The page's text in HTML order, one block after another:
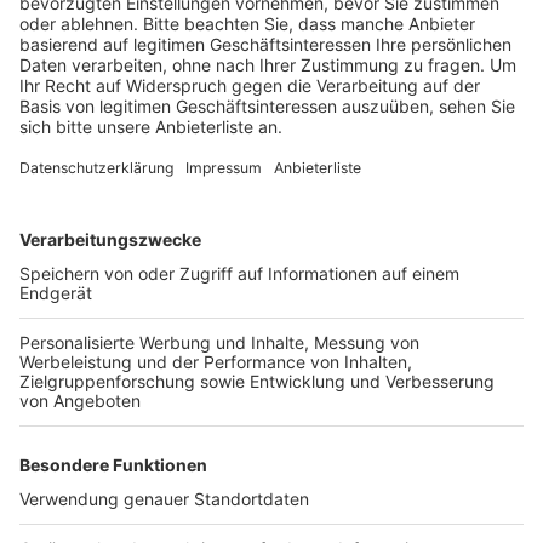
Anzeige
direkt auf die Wettbüroaufsicht zu und schlug gegen
dabei zu haben. Die Mitarbeiterin händigte ihm zwar
das Bargeld aus der Kasse aus, drückte aber
gleichzeitig den Alarmknopf. Daraufhin sei der Mann
umgehend geflüchtet, heißt es.
Anzeige